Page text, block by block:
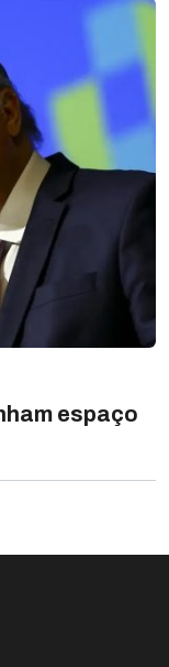
espaço